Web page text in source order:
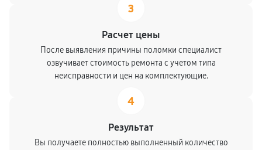
3
Расчет цены
После выявления причины поломки специалист
озвучивает стоимость ремонта с учетом типа
неисправности и цен на комплектующие.
4
Результат
Вы получаете полностью выполненный количество